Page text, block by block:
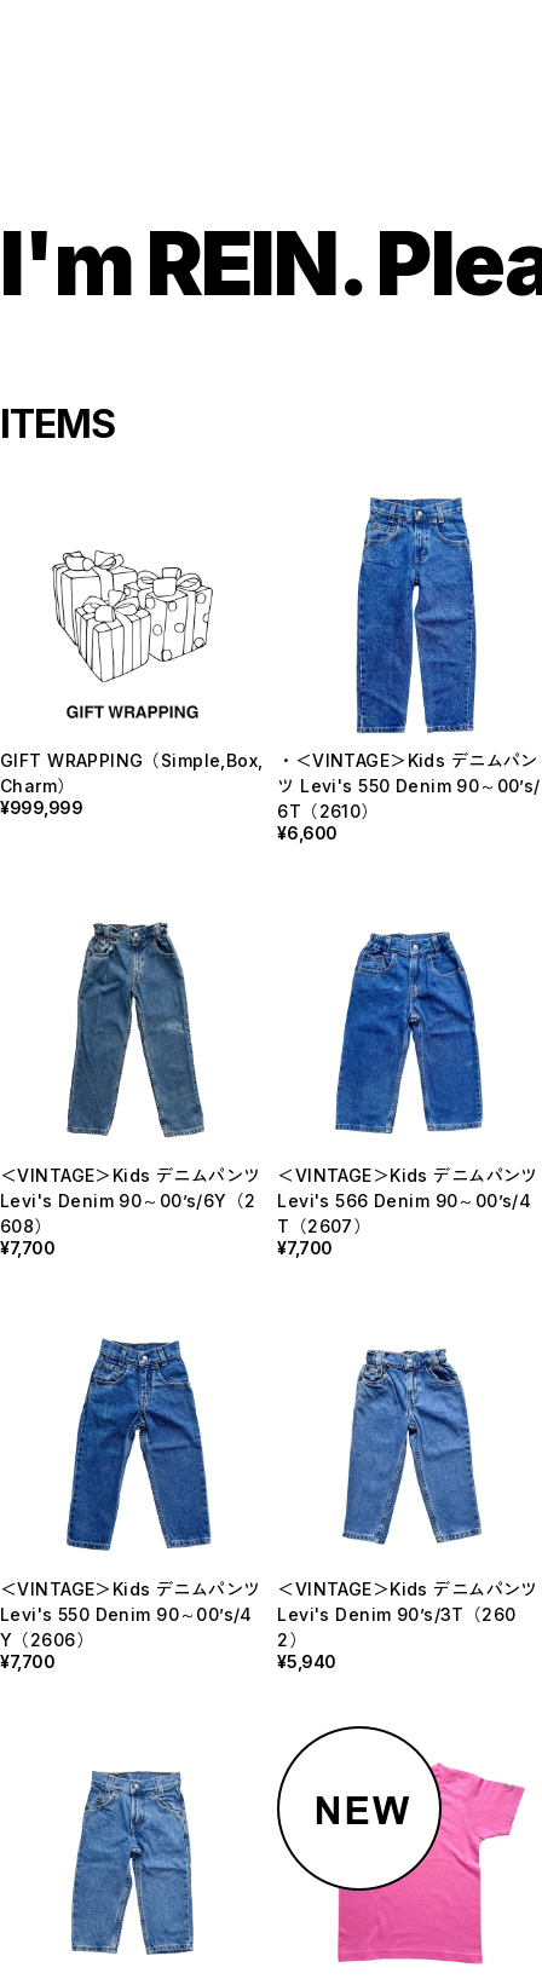
I'm REIN.
ITEMS
GIFT WRAPPING（Simple,Box,
Charm）
¥999,999
・＜VINTAGE＞Kids デニムパン
ツ Levi's 550 Denim 90～00’s/
6T（2610）
¥6,600
＜VINTAGE＞Kids デニムパンツ
Levi's Denim 90～00’s/6Y（2
608）
¥7,700
＜VINTAGE＞Kids デニムパンツ
Levi's 566 Denim 90～00’s/4
T（2607）
¥7,700
＜VINTAGE＞Kids デニムパンツ
Levi's 550 Denim 90～00’s/4
Y（2606）
¥7,700
＜VINTAGE＞Kids デニムパンツ
Levi's Denim 90’s/3T（260
2）
¥5,940